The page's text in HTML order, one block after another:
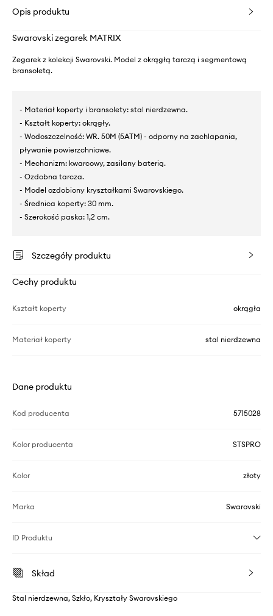
Opis produktu
Swarovski zegarek MATRIX
Zegarek z kolekcji Swarovski. Model z okrągłą tarczą i segmentową
bransoletą.
- Materiał koperty i bransolety: stal nierdzewna.
- Kształt koperty: okrągły.
- Wodoszczelność: WR. 50M (5ATM) - odporny na zachlapania,
pływanie powierzchniowe.
- Mechanizm: kwarcowy, zasilany baterią.
- Ozdobna tarcza.
- Model ozdobiony kryształkami Swarovskiego.
- Średnica koperty: 30 mm.
- Szerokość paska: 1,2 cm.
Szczegóły produktu
Cechy produktu
Kształt koperty okrągła
Materiał koperty stal nierdzewna
Dane produktu
Kod producenta 5715028
Kolor producenta STSPRO
Kolor złoty
Marka Swarovski
ID Produktu
Skład
Stal nierdzewna, Szkło, Kryształy Swarovskiego